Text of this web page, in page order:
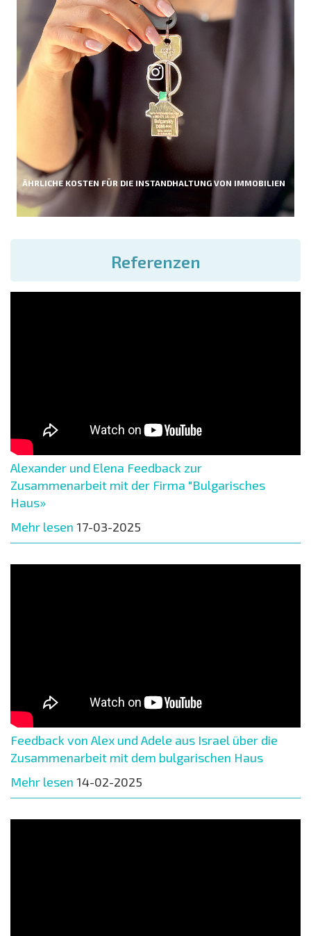
ÄHRLICHE KOSTEN FÜR DIE INSTANDHALTUNG VON IMMOBILIEN
Referenzen
Alexander und Elena Feedback zur
Zusammenarbeit mit der Firma "Bulgarisches
Haus»
Mehr lesen 17-03-2025
Feedback von Alex und Adele aus Israel über die
Zusammenarbeit mit dem bulgarischen Haus
Mehr lesen 14-02-2025